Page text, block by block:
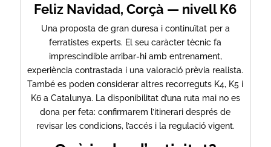
Feliz Navidad, Corçà — nivell K6
Una proposta de gran duresa i continuïtat per a
ferratistes experts. El seu caràcter tècnic fa
imprescindible arribar-hi amb entrenament,
experiència contrastada i una valoració prèvia realista.
També es poden considerar altres recorreguts K4, K5 i
K6 a Catalunya. La disponibilitat d’una ruta mai no es
dona per feta: confirmarem l’itinerari després de
revisar les condicions, l’accés i la regulació vigent.